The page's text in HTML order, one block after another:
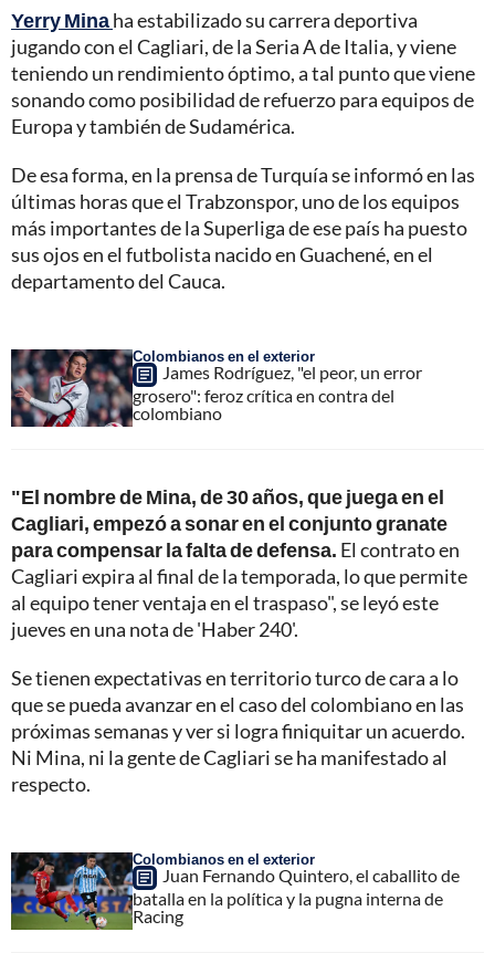
Yerry Minaha estabilizado su carrera deportiva
jugando con el Cagliari, de la Seria A de Italia, y viene
teniendo un rendimiento óptimo, a tal punto que viene
sonando como posibilidad de refuerzo para equipos de
Europa y también de Sudamérica.
De esa forma, en la prensa de Turquía se informó en las
últimas horas que el Trabzonspor, uno de los equipos
más importantes de la Superliga de ese país ha puesto
sus ojos en el futbolista nacido en Guachené, en el
departamento del Cauca.
Colombianos en el exterior
James Rodríguez, "el peor, un error
grosero": feroz crítica en contra del
colombiano
"El nombre de Mina, de 30 años, que juega en el
Cagliari, empezó a sonar en el conjunto granate
para compensar la falta de defensa. El contrato en
Cagliari expira al final de la temporada, lo que permite
al equipo tener ventaja en el traspaso", se leyó este
jueves en una nota de 'Haber 240'.
Se tienen expectativas en territorio turco de cara a lo
que se pueda avanzar en el caso del colombiano en las
próximas semanas y ver si logra finiquitar un acuerdo.
Ni Mina, ni la gente de Cagliari se ha manifestado al
respecto.
Colombianos en el exterior
Juan Fernando Quintero, el caballito de
batalla en la política y la pugna interna de
Racing